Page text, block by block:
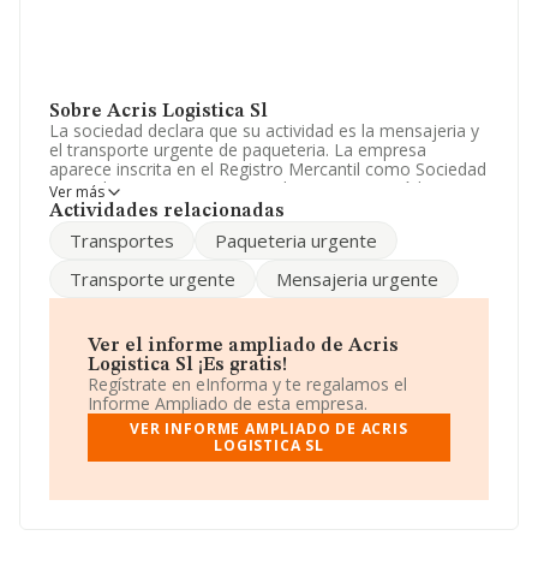
Sobre Acris Logistica Sl
La sociedad declara que su actividad es la mensajeria y
el transporte urgente de paqueteria. La empresa
aparece inscrita en el Registro Mercantil como Sociedad
Limitada. Su CNAE corresponde a 5226 con código
'%cnae%'. La sociedad no tiene actividad en mercados
La sociedad españolaAcris Logistica S.L, B98058050,
Valencia núm. 79, (46930), en el municipio de Quart De
Poblet, provincia de Valencia, Comunidad Valenciana.
En base a la información de la que dispone INFORMA
sobre 10.323 compañías, la facturación en el ámbito
nacional alcanza los 20.439 millones de euros y la media
entre todas las compañías es de 1 millón de euros de
(hablamos de Valencia), en la base de datos INFORMA
Ver más
Actividades relacionadas
Transportes
Paqueteria urgente
Transporte urgente
Mensajeria urgente
Ver el informe ampliado de Acris
Logistica Sl ¡Es gratis!
Regístrate en eInforma y te regalamos el
Informe Ampliado de esta empresa.
VER INFORME AMPLIADO DE ACRIS
LOGISTICA SL